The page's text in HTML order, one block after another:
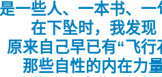
一些人、一本书、
在下坠时，我发现
原来自己早已有“飞行
那些自性的内在力